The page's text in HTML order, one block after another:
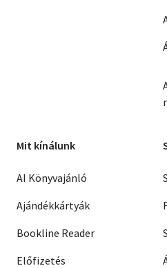
Mit kínálunk
AI Könyvajánló
Ajándékkártyák
Bookline Reader
Előfizetés